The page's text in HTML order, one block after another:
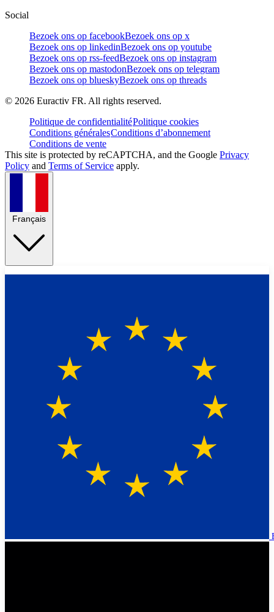
Social
Bezoek ons op facebookBezoek ons op x
Bezoek ons op linkedinBezoek ons op youtube
Bezoek ons op rss-feedBezoek ons op instagram
Bezoek ons op mastodonBezoek ons op telegram
Bezoek ons op blueskyBezoek ons op threads
© 2026 Euractiv FR. All rights reserved.
Politique de confidentialitéPolitique cookies
Conditions généralesConditions d’abonnement
Conditions de vente
This site is protected by reCAPTCHA, and the Google Privacy
Policy and Terms of Service apply.
Français